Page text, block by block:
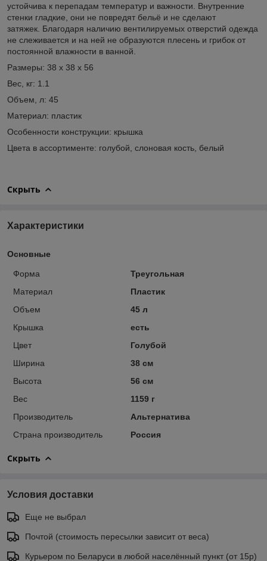
устойчива к перепадам температур и важности. Внутренние
стенки гладкие, они не повредят бельё и не сделают
затяжек. Благодаря наличию вентилируемых отверстий одежда
не слеживается и на ней не образуются плесень и грибок от
постоянной влажности в ванной.
Размеры: 38 х 38 х 56
Вес, кг: 1.1
Объем, л: 45
Материал: пластик
Особенности конструкции: крышка
Цвета в ассортименте: голубой, слоновая кость, белый
Скрыть
Характеристики
Основные
Форма
Треугольная
Материал
Пластик
Объем
45 л
Крышка
есть
Цвет
Голубой
Ширина
38 см
Высота
56 см
Вес
1159 г
Производитель
Альтернатива
Страна производитель
Россия
Скрыть
Условия доставки
Еще не выбрал
Почтой (стоимость пересылки зависит от веса)
Курьером по Беларуси в любой населённый пункт (от 15р)